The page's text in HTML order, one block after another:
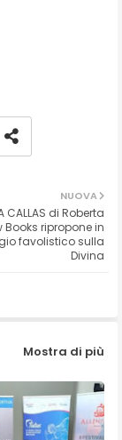
NUOVA
CALLAS di Roberta
Books ripropone in
favolistico sulla
Divina
Mostra di più